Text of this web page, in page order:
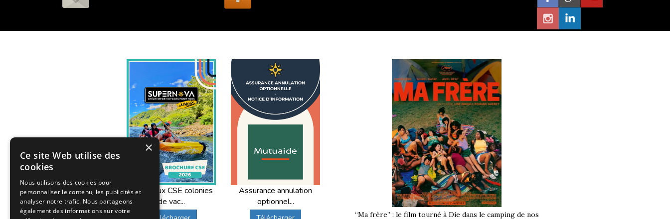
Offres aux CSE colonies
de vac...
Assurance annulation
optionnel...
“Ma frère” : le film tourné à Die dans le camping de nos
×
Ce site Web utilise des
cookies
Nous utilisons des cookies pour
personnaliser le contenu, les publicités et
analyser notre trafic. Nous partageons
également des informations sur votre